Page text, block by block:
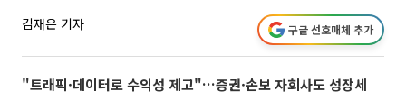
김재은 기자 구글 선호매체 추가
"트래픽·데이터로 수익성 제고"…증권·손보 자회사도 성장세